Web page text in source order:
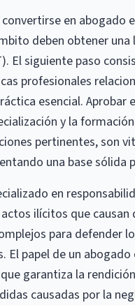
en abogado
deben obtener
El siguiente paso
profesionales
esencial.
y la
pertinentes, son
una base sólida
en
ilícitos que
para defender
El papel de un
garantiza la
causadas por la